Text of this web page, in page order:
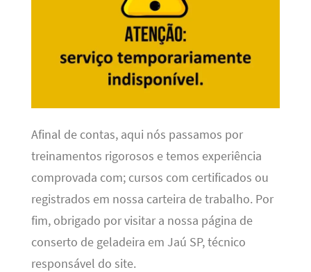
Afinal de contas, aqui nós passamos por
treinamentos rigorosos e temos experiência
comprovada com; cursos com certificados ou
registrados em nossa carteira de trabalho. Por
fim, obrigado por visitar a nossa página de
conserto de geladeira em Jaú SP, técnico
responsável do site.